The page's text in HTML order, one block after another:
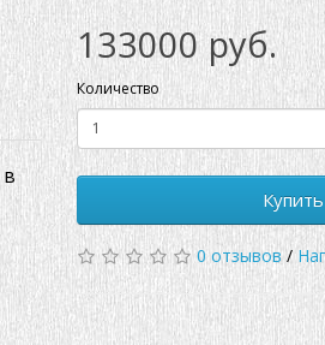
в
133000 руб.
Количество
Купить
0 отзывов/